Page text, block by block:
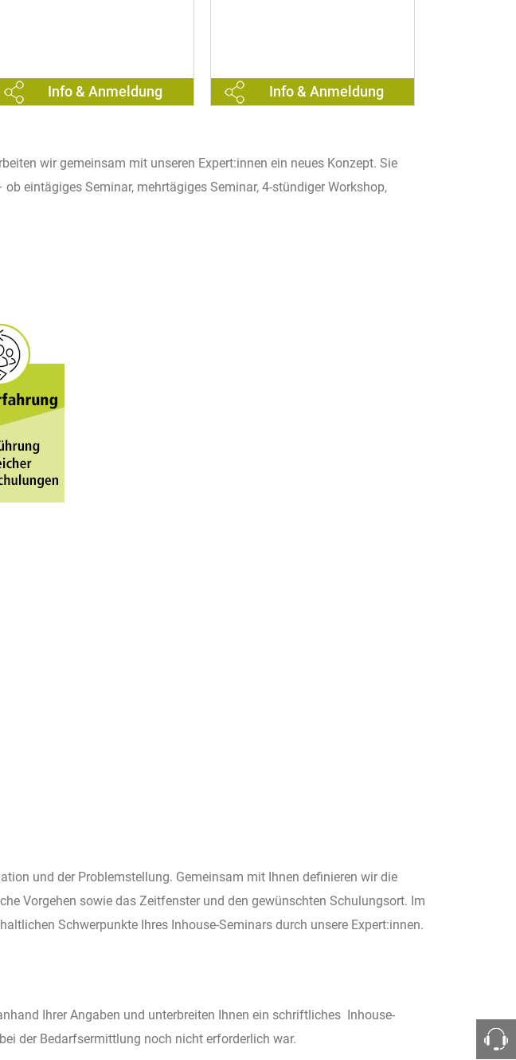
Info & Anmeldung Info & Anmeldung
wir gemeinsam mit unseren Expert:innen ein neues Konzept. Sie
eintägiges Seminar, mehrtägiges Seminar, 4-stündiger Workshop,
und der Problemstellung. Gemeinsam mit Ihnen definieren wir die
Vorgehen sowie das Zeitfenster und den gewünschten Schulungsort. Im
Schwerpunkte Ihres Inhouse-Seminars durch unsere Expert:innen.
Ihrer Angaben und unterbreiten Ihnen ein schriftliches Inhouse-
der Bedarfsermittlung noch nicht erforderlich war.